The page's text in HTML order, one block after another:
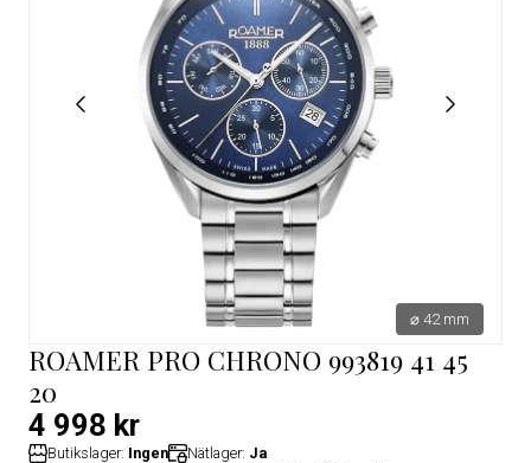
⌀ 42 mm
ROAMER PRO CHRONO 993819 41 45
20
4 998 kr
Butikslager: Ingen Nätlager: Ja